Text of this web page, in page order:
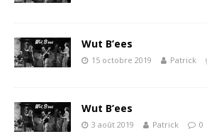
Wut B’ees
15 octobre 2019 Patrick
Wut B’ees
3 août 2019 Patrick 0